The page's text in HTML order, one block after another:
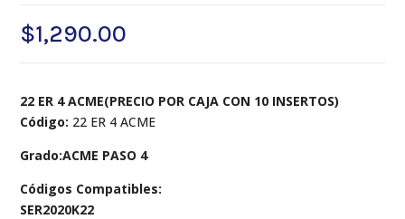
$1,290.00
22 ER 4 ACME(PRECIO POR CAJA CON 10 INSERTOS)
Código: 22 ER 4 ACME
Grado:ACME PASO 4
Códigos Compatibles:
SER2020K22